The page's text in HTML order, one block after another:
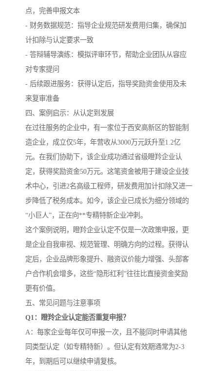
点，完善申报文本
- 财务数据规范：指导企业规范研发费用归集，确保加
计扣除与认定要求一致
- 答辩辅导演练：模拟评审环节，帮助企业团队从容应
对专家提问
- 后续跟进服务：获得认定后，指导奖励资金使用及未
来复审准备
四、案例启示：从认定到发展
在过往服务的企业中，有一家位于西安高新区的智能制
造企业，成立仅5年，年营收从3000万元跃升至1.2亿
元。在我们协助下，该企业成功通过省级瞪羚企业认
定，获得奖励资金50万元。这笔资金被用于建设企业技
术中心，引进2名高级工程师，研发费用加计扣除又进一
步降低了税务成本。如今，该企业已成长为细分领域的
“小巨人”，正在向**专精特新企业冲刺。
这个案例说明，瞪羚企业认定不仅是一次政策申报，更
是企业自我审视、规范管理、明确方向的过程。获得认
定后，企业品牌形象提升、融资议价能力增强、头部客
户合作机会增多，这些“隐形红利”往往比直接资金奖励
更有价值。
五、常见问题与注意事项
Q1：瞪羚企业认定能否重复申报？
A：每家企业每年仅可申报一次，且不能同时申请其他
同类型认定（如专精特新）。但认定有效期通常为2-3
年，到期后可以继续申请复核。